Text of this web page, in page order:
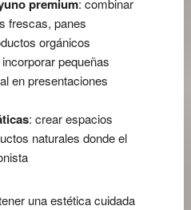
premium: combinar
frescas, panes
orgánicos
pequeñas
en presentaciones
: crear espacios
naturales donde el
una estética cuidada